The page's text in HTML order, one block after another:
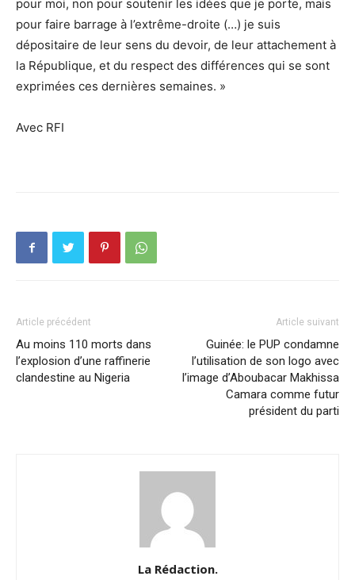
pour moi, non pour soutenir les idées que je porte, mais
pour faire barrage à l’extrême-droite (…) je suis
dépositaire de leur sens du devoir, de leur attachement à
la République, et du respect des différences qui se sont
exprimées ces dernières semaines. »
Avec RFI
Article précédent
Au moins 110 morts dans
l’explosion d’une raffinerie
clandestine au Nigeria
Article suivant
Guinée: le PUP condamne
l’utilisation de son logo avec
l’image d’Aboubacar Makhissa
Camara comme futur
président du parti
La Rédaction.